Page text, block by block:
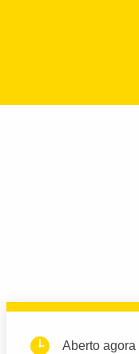
Aberto agora